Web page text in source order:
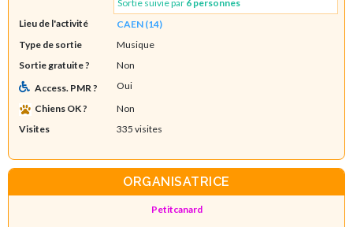
Sortie suivie par 6 personnes
Lieu de l'activité
CAEN (14)
Type de sortie
Musique
Sortie gratuite ?
Non
Access. PMR ?
Oui
Chiens OK ?
Non
Visites
335 visites
ORGANISATRICE
Petitcanard